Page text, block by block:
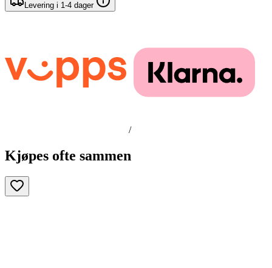
Levering i 1-4 dager
/
Kjøpes ofte sammen